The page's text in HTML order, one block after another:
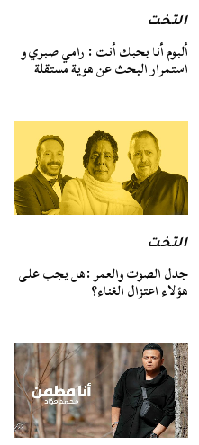
التخت
ألبوم أنا بحبك أنت : رامي صبري و
استمرار البحث عن هوية مستقلة
التخت
جدل الصوت والعمر :هل يجب على
هؤلاء اعتزال الغناء؟